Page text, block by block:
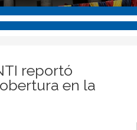
reportó
en la